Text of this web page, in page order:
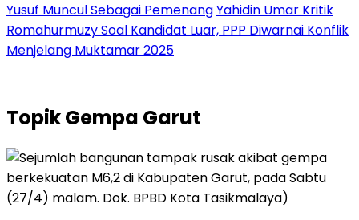
Yusuf Muncul Sebagai PemenangYahidin Umar Kritik
Romahurmuzy Soal Kandidat Luar, PPP Diwarnai Konflik
Menjelang Muktamar 2025
TopikGempa Garut